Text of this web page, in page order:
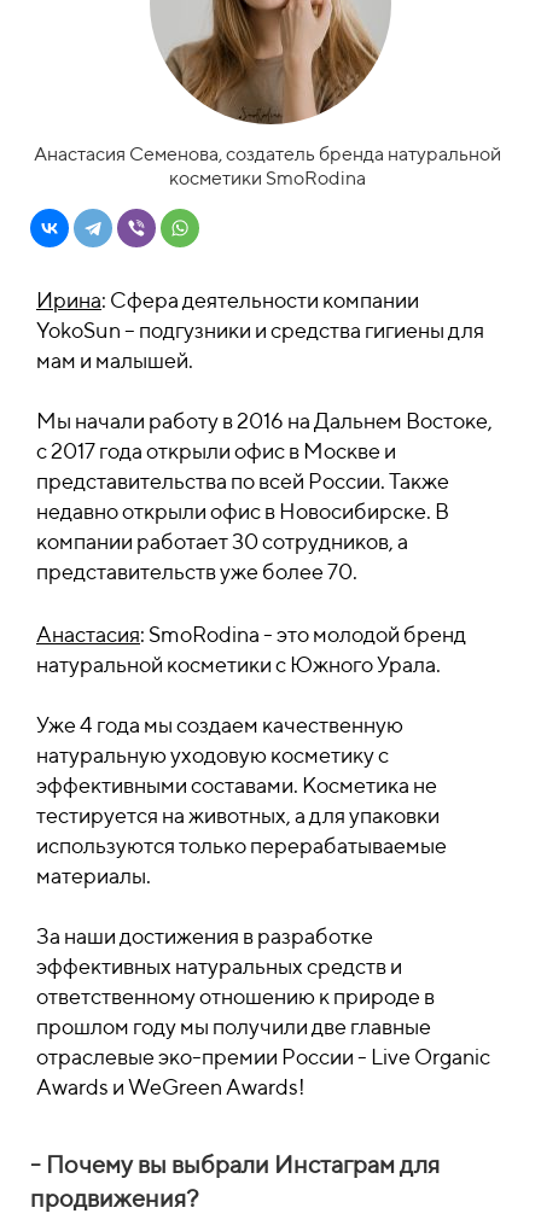
Анастасия Семенова, создатель бренда натуральной
косметики SmoRodina
Ирина: Сфера деятельности компании
YokoSun – подгузники и средства гигиены для
мам и малышей.
Мы начали работу в 2016 на Дальнем Востоке,
с 2017 года открыли офис в Москве и
представительства по всей России. Также
недавно открыли офис в Новосибирске. В
компании работает 30 сотрудников, а
представительств уже более 70.
Анастасия: SmoRodina - это молодой бренд
натуральной косметики с Южного Урала.
Уже 4 года мы создаем качественную
натуральную уходовую косметику с
эффективными составами. Косметика не
тестируется на животных, а для упаковки
используются только перерабатываемые
материалы.
За наши достижения в разработке
эффективных натуральных средств и
ответственному отношению к природе в
прошлом году мы получили две главные
отраслевые эко-премии России - Live Organic
Awards и WeGreen Awards!
- Почему вы выбрали Инстаграм для
продвижения?